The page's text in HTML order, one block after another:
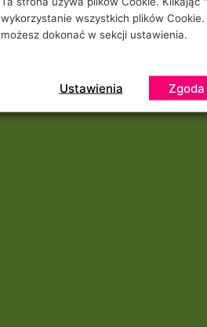
wykorzystanie wszystkich plików
możesz dokonać w sekcji ustawienia.
Ustawienia